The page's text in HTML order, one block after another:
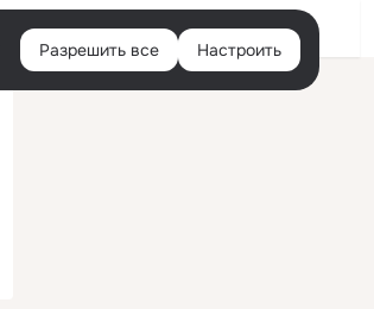
Войти
Разрешить все Настроить